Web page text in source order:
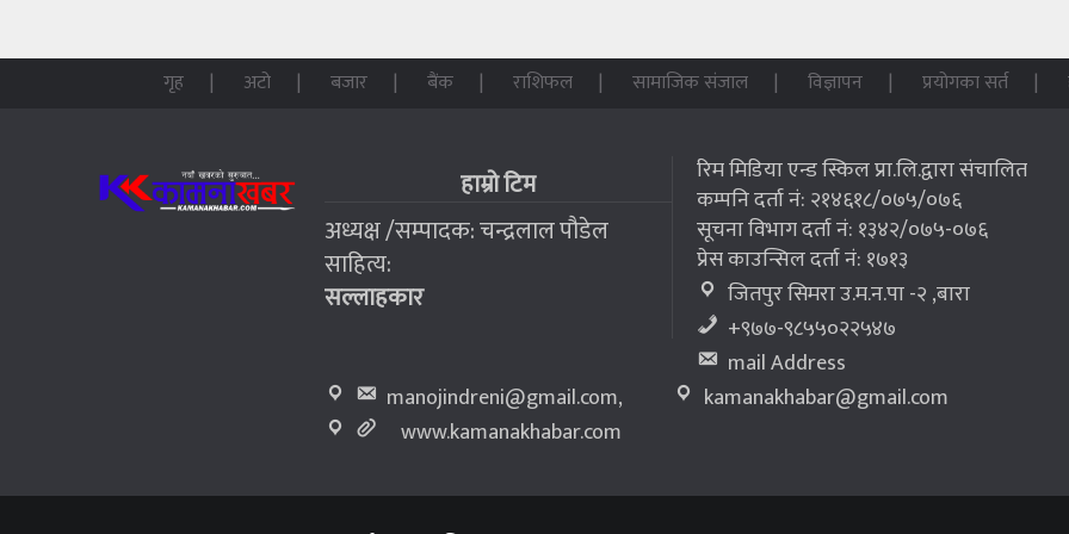
गृह अटो बजार बैंक राशिफल सामाजिक संजाल विज्ञापन प्रयोगका सर्त
हाम्रो टिम
अध्यक्ष /सम्पादक: चन्द्रलाल पौडेल
साहित्य:
सल्लाहकार
रिम मिडिया एन्ड स्किल प्रा.लि.द्वारा संचालित
कम्पनि दर्ता नं: २१४६१८/०७५/०७६
सूचना विभाग दर्ता नं: १३४२/०७५-०७६
प्रेस काउन्सिल दर्ता नं: १७१३
जितपुर सिमरा उ.म.न.पा -२ ,बारा
+९७७-९८५५०२२५४७
mail Address
manojindreni@gmail.com,
kamanakhabar@gmail.com
www.kamanakhabar.com